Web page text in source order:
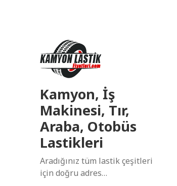
Kamyon, İş
Makinesi, Tır,
Araba, Otobüs
Lastikleri
Aradığınız tüm lastik çeşitleri
için doğru adres…